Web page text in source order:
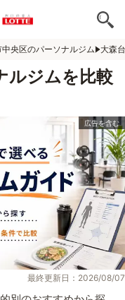
央区のパーソナルジム 大森
ルジムを比較
最終更新日：2026/08/07